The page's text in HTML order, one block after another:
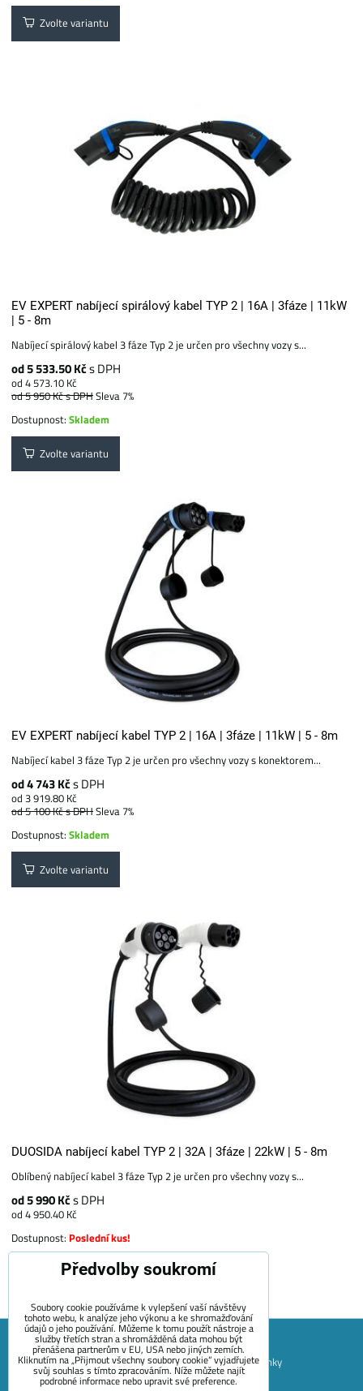
Zvolte variantu
EV EXPERT nabíjecí spirálový kabel TYP 2 | 16A | 3fáze | 11kW
| 5 - 8m
Nabíjecí spirálový kabel 3 fáze Typ 2 je určen pro všechny vozy s...
od 5 533.50 Kčs DPH
od 4 573.10 Kč
od 5 950 Kčs DPHSleva 7%
Dostupnost:Skladem
Zvolte variantu
EV EXPERT nabíjecí kabel TYP 2 | 16A | 3fáze | 11kW | 5 - 8m
Nabíjecí kabel 3 fáze Typ 2 je určen pro všechny vozy s konektorem...
od 4 743 Kčs DPH
od 3 919.80 Kč
od 5 100 Kčs DPHSleva 7%
Dostupnost:Skladem
Zvolte variantu
DUOSIDA nabíjecí kabel TYP 2 | 32A | 3fáze | 22kW | 5 - 8m
Oblíbený nabíjecí kabel 3 fáze Typ 2 je určen pro všechny vozy s...
od 5 990 Kčs DPH
od 4 950.40 Kč
Dostupnost: Poslední kus!
Zvolte variantu
Mapa Stránek Obchodní podmínky
Platební podmínky
Záruční podmínky EVECUBE
Doprava a vrácení zboží
Předvolby soukromí
Soubory cookie používáme k vylepšení vaší návštěvy
tohoto webu, k analýze jeho výkonu a ke shromažďování
údajů o jeho používání. Můžeme k tomu použít nástroje a
služby třetích stran a shromážděná data mohou být
přenášena partnerům v EU, USA nebo jiných zemích.
Kliknutím na „Přijmout všechny soubory cookie“ vyjadřujete
svůj souhlas s tímto zpracováním. Níže můžete najít
podrobné informace nebo upravit své preference.